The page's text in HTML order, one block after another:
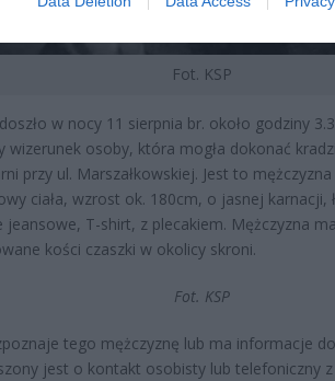
Fot. KSP
w nocy 11 sierpnia br. około godziny
wizerunek osoby, która mogła dokonać
przy ul. Marszałkowskiej. Jest to
ciała, wzrost ok. 180cm, o jasnej karnacji,
jeansowe, T-shirt, z plecakiem. Mężczyzna
kości czaszki w okolicy skroni.
Fot. KSP
tego mężczyznę lub ma informacje
jest o kontakt osobisty lub telefoniczny